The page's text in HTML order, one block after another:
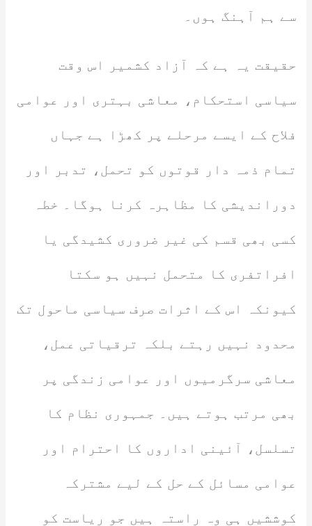
سے ہم آہنگ ہوں۔
حقیقت یہ ہے کہ آزاد کشمیر اس وقت
سیاسی استحکام، معاشی بہتری اور عوامی
فلاح کے ایسے مرحلے پر کھڑا ہے جہاں
تمام ذمہ دار قوتوں کو تحمل، تدبر اور
دوراندیشی کا مظاہرہ کرنا ہوگا۔ خطہ
کسی بھی قسم کی غیر ضروری کشیدگی یا
افراتفری کا متحمل نہیں ہو سکتا
کیونکہ اس کے اثرات صرف سیاسی ماحول تک
محدود نہیں رہتے بلکہ ترقیاتی عمل،
معاشی سرگرمیوں اور عوامی زندگی پر
بھی مرتب ہوتے ہیں۔ جمہوری نظام کا
تسلسل، آئینی اداروں کا احترام اور
عوامی مسائل کے حل کے لیے مشترکہ
کوششیں ہی وہ راستہ ہیں جو ریاست کو